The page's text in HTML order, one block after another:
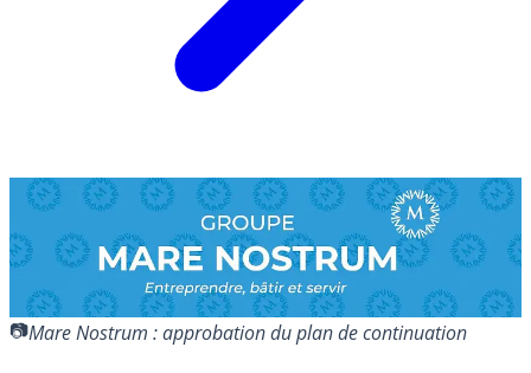
Mare Nostrum : approbation du plan de continuation